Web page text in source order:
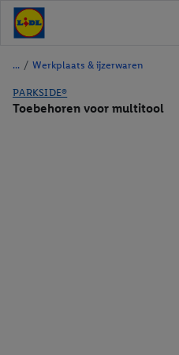
/ Werkplaats & ijzerwaren
PARKSIDE®
Toebehoren voor multitool